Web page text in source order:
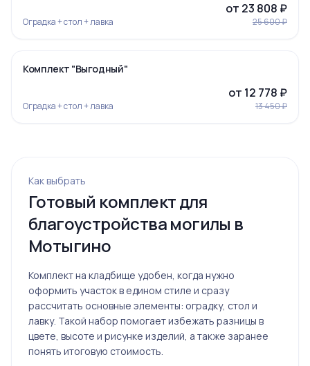
Ограда 19
Оградка + стол + лавка
от 23 808 ₽
25 600 ₽
Ограда 6
-5%
Комплект "Выгодный"
Оградка + стол + лавка
от 12 778 ₽
13 450 ₽
Как выбрать
Готовый комплект для
благоустройства могилы в
Мотыгино
Комплект на кладбище удобен, когда нужно
оформить участок в едином стиле и сразу
рассчитать основные элементы: оградку, стол и
лавку. Такой набор помогает избежать разницы в
цвете, высоте и рисунке изделий, а также заранее
понять итоговую стоимость.